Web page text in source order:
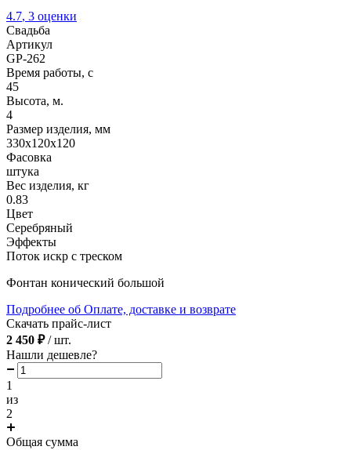
4.7, 3 оценки
Свадьба
Артикул
GP-262
Время работы, с
45
Высота, м.
4
Размер изделия, мм
330х120х120
Фасовка
штука
Вес изделия, кг
0.83
Цвет
Серебряный
Эффекты
Поток искр с треском
Фонтан конический большой
Подробнее об Оплате, доставке и возврате
Скачать прайс-лист
2 450 ₽ / шт.
Нашли дешевле?
1
из
2
Общая сумма